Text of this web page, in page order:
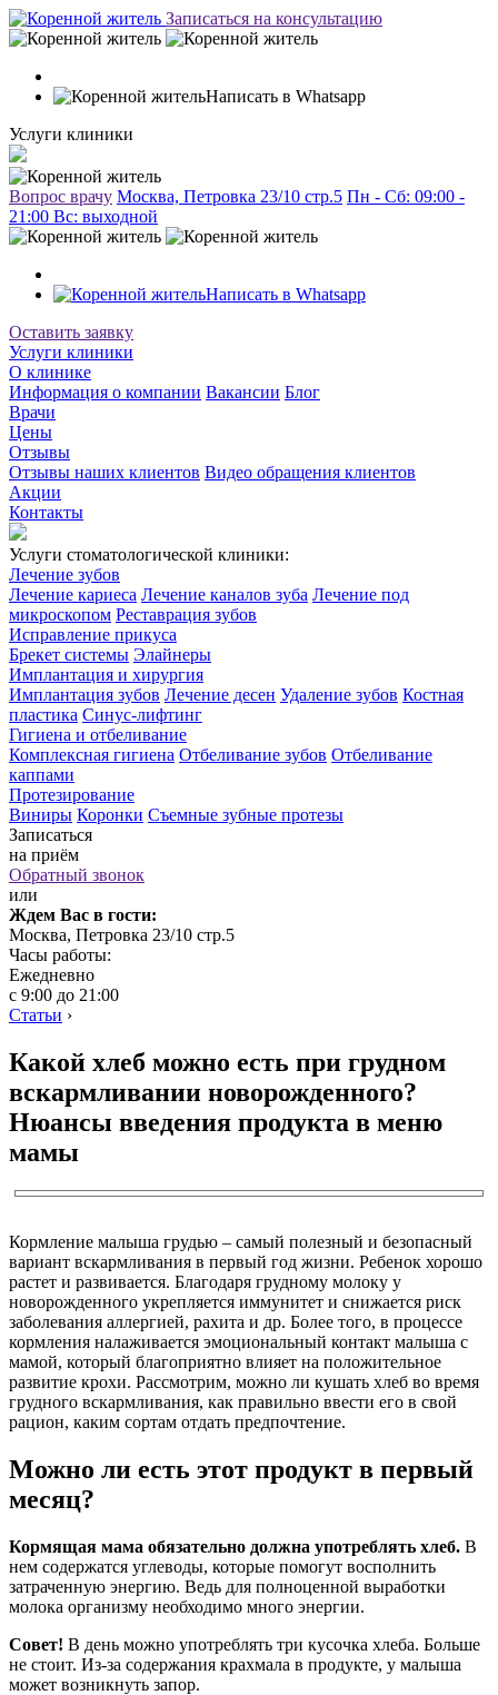
Записаться на консультацию
Написать в Whatsapp
Услуги клиники
Вопрос врачу Москва, Петровка 23/10 стр.5 Пн - Сб: 09:00 -
21:00 Вc: выходной
Написать в Whatsapp
Оставить заявку
Услуги клиники
О клинике
Информация о компании Вакансии Блог
Врачи
Цены
Отзывы
Отзывы наших клиентов Видео обращения клиентов
Акции
Контакты
Услуги стоматологической клиники:
Лечение зубов
Лечение кариеса Лечение каналов зуба Лечение под
микроскопом Реставрация зубов
Исправление прикуса
Брекет системы Элайнеры
Имплантация и хирургия
Имплантация зубов Лечение десен Удаление зубов Костная
пластика Синус-лифтинг
Гигиена и отбеливание
Комплексная гигиена Отбеливание зубов Отбеливание
каппами
Протезирование
Виниры Коронки Съемные зубные протезы
Записаться
на приём
Обратный звонок
или
Ждем Вас в гости:
Москва, Петровка 23/10 стр.5
Часы работы:
Ежедневно
с 9:00 до 21:00
Статьи ›
Какой хлеб можно есть при грудном
вскармливании новорожденного?
Нюансы введения продукта в меню
мамы
Кормление малыша грудью – самый полезный и безопасный
вариант вскармливания в первый год жизни. Ребенок хорошо
растет и развивается. Благодаря грудному молоку у
новорожденного укрепляется иммунитет и снижается риск
заболевания аллергией, рахита и др. Более того, в процессе
кормления налаживается эмоциональный контакт малыша с
мамой, который благоприятно влияет на положительное
развитие крохи. Рассмотрим, можно ли кушать хлеб во время
грудного вскармливания, как правильно ввести его в свой
рацион, каким сортам отдать предпочтение.
Можно ли есть этот продукт в первый
месяц?
Кормящая мама обязательно должна употреблять хлеб. В
нем содержатся углеводы, которые помогут восполнить
затраченную энергию. Ведь для полноценной выработки
молока организму необходимо много энергии.
Совет! В день можно употреблять три кусочка хлеба. Больше
не стоит. Из-за содержания крахмала в продукте, у малыша
может возникнуть запор.